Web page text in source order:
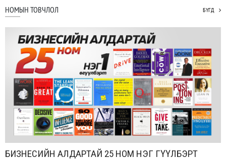
НОМЫН ТОВЧЛОЛ БҮГД
БИЗНЕСИЙН АЛДАРТАЙ 25 НОМ НЭГ ӨГҮҮЛБЭРТ